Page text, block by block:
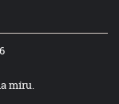
míru.